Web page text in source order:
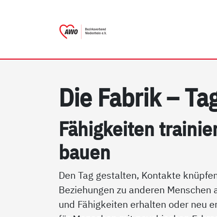
Die Fa­brik –
Fähig­kei­ten
bau­en
Den Tag gestalten, Kontakte
Beziehungen zu anderen Menschen
und Fähigkeiten erhalten oder neu